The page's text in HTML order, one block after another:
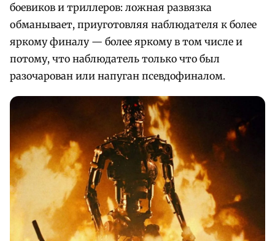
боевиков и триллеров: ложная развязка
обманывает, приуготовляя наблюдателя к более
яркому финалу — более яркому в том числе и
потому, что наблюдатель только что был
разочарован или напуган псевдофиналом.